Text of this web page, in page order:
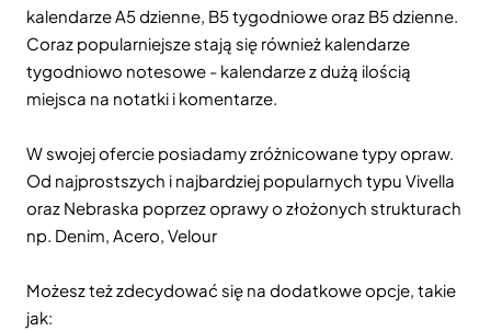
kalendarze A5 dzienne, B5 tygodniowe oraz B5 dzienne.
Coraz popularniejsze stają się również kalendarze
tygodniowo notesowe - kalendarze z dużą ilością
miejsca na notatki i komentarze.
W swojej ofercie posiadamy zróżnicowane typy opraw.
Od najprostszych i najbardziej popularnych typu Vivella
oraz Nebraska poprzez oprawy o złożonych strukturach
np. Denim, Acero, Velour
Możesz też zdecydować się na dodatkowe opcje, takie
jak: